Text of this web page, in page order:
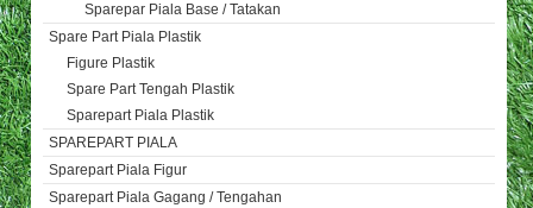
Sparepar Piala Base / Tatakan
Spare Part Piala Plastik
Figure Plastik
Spare Part Tengah Plastik
Sparepart Piala Plastik
SPAREPART PIALA
Sparepart Piala Figur
Sparepart Piala Gagang / Tengahan